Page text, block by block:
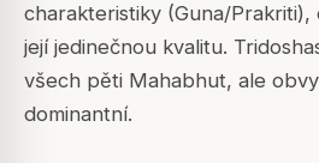
charakteristiky (Guna/Prakriti),
její jedinečnou kvalitu.
všech pěti Mahabhut, ale
dominantní.